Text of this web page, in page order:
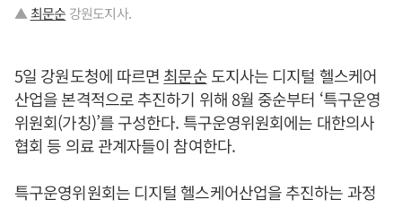
▲최문순 강원도지사.
5일 강원도청에 따르면 최문순도지사는 디지털 헬스케어
산업을 본격적으로 추진하기 위해 8월 중순부터 ‘특구운영
위원회(가칭)’를 구성한다. 특구운영위원회에는 대한의사
협회 등 의료 관계자들이 참여한다.
특구운영위원회는 디지털 헬스케어산업을 추진하는 과정